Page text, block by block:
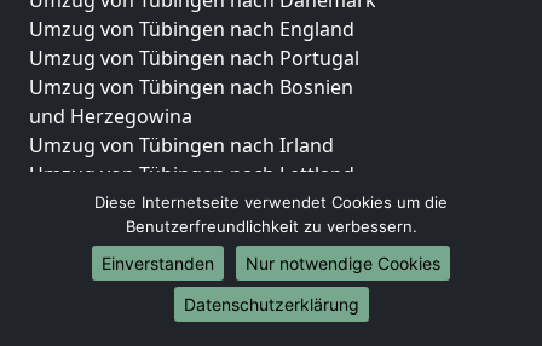
Umzug von Tübingen nach England
Umzug von Tübingen nach Portugal
Umzug von Tübingen nach Bosnien
und Herzegowina
Umzug von Tübingen nach Irland
Umzug von Tübingen nach Lettland
Umzug von Tübingen nach Zypern
Umzug von Tübingen nach Kroatien
Umzug von Tübingen nach Estland
Umzug von Tübingen nach Finnland
Umzug von Tübingen nach Frankreich
Diese Internetseite verwendet Cookies um die
Benutzerfreundlichkeit zu verbessern.
Einverstanden
Nur notwendige Cookies
Datenschutzerklärung